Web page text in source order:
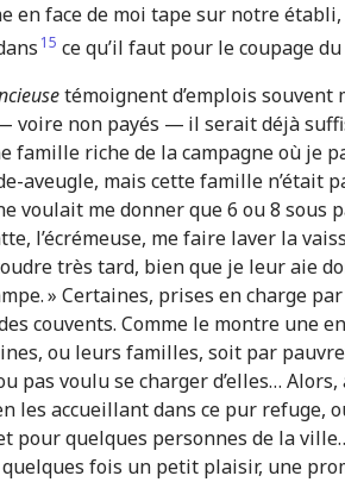
en face de moi tape sur notre
15 ce qu’il faut pour le coupage
témoignent d’emplois
voire non payés — il serait déjà
famille riche de la campagne où je
aveugle, mais cette famille n’était
voulait me don­ner que 6 ou 8 sous
l’écrémeuse, me faire laver la
très tard, bien que je leur aie
» Certaines, prises en charge
couvents. Comme le montre une
ou leurs familles, soit par
pas voulu se charger d’elles…
les accueillant dans ce pur
pour quelques personnes de la
fois un petit plaisir, une